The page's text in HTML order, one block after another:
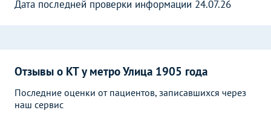
Дата последней проверки информации 24.07.26
Отзывы о КТ у метро Улица 1905 года
Последние оценки от пациентов, записавшихся через
наш сервис